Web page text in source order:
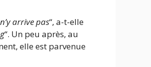
arrive pas“, a-t-elle
“. Un peu après, au
elle est parvenue